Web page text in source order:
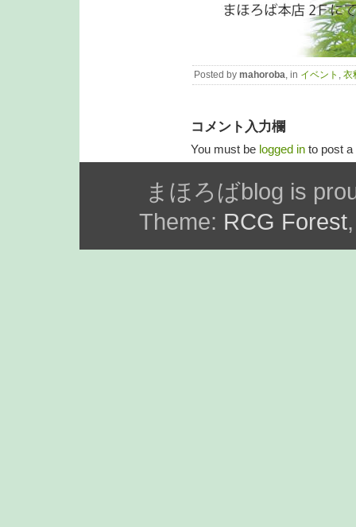
Posted by mahoroba, in イベント , 衣
コメント入力欄
You must be logged in to post
まほろばblog is
Theme: RCG Forest